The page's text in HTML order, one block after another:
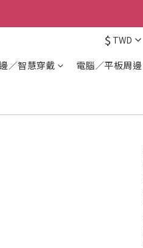
$ TWD
／智慧穿戴 電腦／平板周邊